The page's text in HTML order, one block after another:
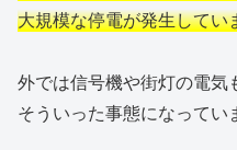
大規模な停電が発生してい
外では信号機や街灯の電気
そういった事態になってい